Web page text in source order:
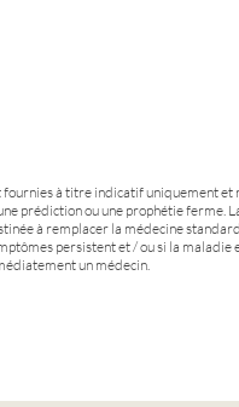
fournies à titre indicatif uniquement et
prédiction ou une prophétie ferme.
à remplacer la médecine
persistent et / ou si la maladie
un médecin.